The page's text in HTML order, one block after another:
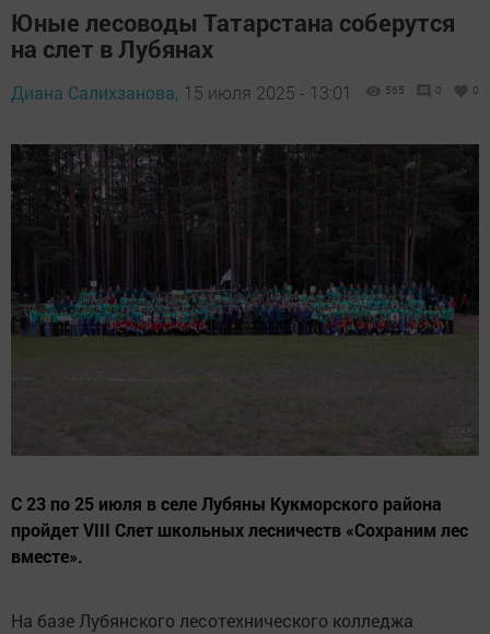
Юные лесоводы Татарстана соберутся
на слет в Лубянах
Диана Салихзанова, 15 июля 2025 - 13:01 565 0 0
С 23 по 25 июля в селе Лубяны Кукморского района
пройдет VIII Слет школьных лесничеств «Сохраним лес
вместе».
На базе Лубянского лесотехнического колледжа